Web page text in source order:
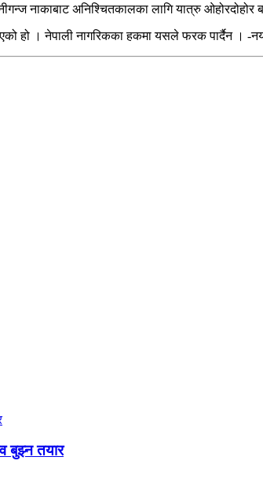
नाकाबाट अनिश्चितकालका लागि यात्रु
हो । नेपाली नागरिकका हकमा यसले फरक पार्दैन । -
बुझ्न तयार